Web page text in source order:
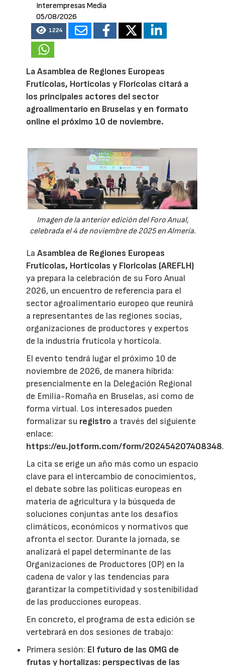
Interempresas Media
05/08/2026
1224
La Asamblea de Regiones Europeas
Frutícolas, Hortícolas y Florícolas citará a
los principales actores del sector
agroalimentario en Bruselas y en formato
online el próximo 10 de noviembre.
Imagen de la anterior edición del Foro Anual,
celebrada el 4 de noviembre de 2025 en Almería.
LaAsamblea de Regiones Europeas
Frutícolas, Hortícolas y Florícolas (AREFLH)
ya prepara la celebración de su Foro Anual
2026, un encuentro de referencia para el
sector agroalimentario europeo que reunirá
a representantes de las regiones socias,
organizaciones de productores y expertos
de la industria frutícola y hortícola.
El evento tendrá lugar el próximo 10 de
noviembre de 2026, de manera híbrida:
presencialmente en la Delegación Regional
de Emilia-Romaña en Bruselas, así como de
forma virtual. Los interesados pueden
formalizar su registro a través del siguiente
enlace:
https://eu.jotform.com/form/202454207408348.
La cita se erige un año más como un espacio
clave para el intercambio de conocimientos,
el debate sobre las políticas europeas en
materia de agricultura y la búsqueda de
soluciones conjuntas ante los desafíos
climáticos, económicos y normativos que
afronta el sector. Durante la jornada, se
analizará el papel determinante de las
Organizaciones de Productores (OP) en la
cadena de valor y las tendencias para
garantizar la competitividad y sostenibilidad
de las producciones europeas.
En concreto, el programa de esta edición se
vertebrará en dos sesiones de trabajo:
Primera sesión: El futuro de las OMG de
frutas y hortalizas: perspectivas de las